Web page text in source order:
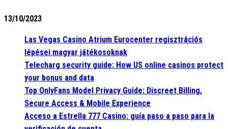
13/10/2023
Las Vegas Casino Atrium Eurocenter regisztrációs
lépései magyar játékosoknak
Telecharg security guide: How US online casinos protect
your bonus and data
Top OnlyFans Model Privacy Guide: Discreet Billing,
Secure Access & Mobile Experience
Acceso a Estrella 777 Casino: guía paso a paso para la